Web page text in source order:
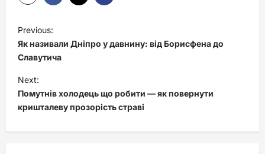
P
o
s
t
n
a
v
Previous:
Як називали Дніпро у давнину: від Борисфена до
Славутича
Next:
Помутнів холодець що робити — як повернути
кришталеву прозорість страві